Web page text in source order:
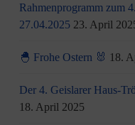
Rahmenprogramm zum
27.04.2025 23. April
🐣 Frohe Ostern 🐰 18.
Der 4. Geislarer Haus-
18. April 2025